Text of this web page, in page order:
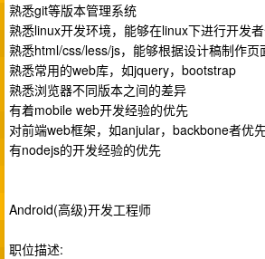
熟悉git等版本管理系统
熟悉linux开发环境，能够在linux下进行开发
熟悉html/css/less/js，能够根据设计稿制作页
熟悉常用的web库，如jquery，bootstrap
熟悉浏览器不同版本之间的差异
有着mobile web开发经验的优先
对前端web框架，如anjular，backbone者优
有nodejs的开发经验的优先
Android(高级)开发工程师
职位描述: